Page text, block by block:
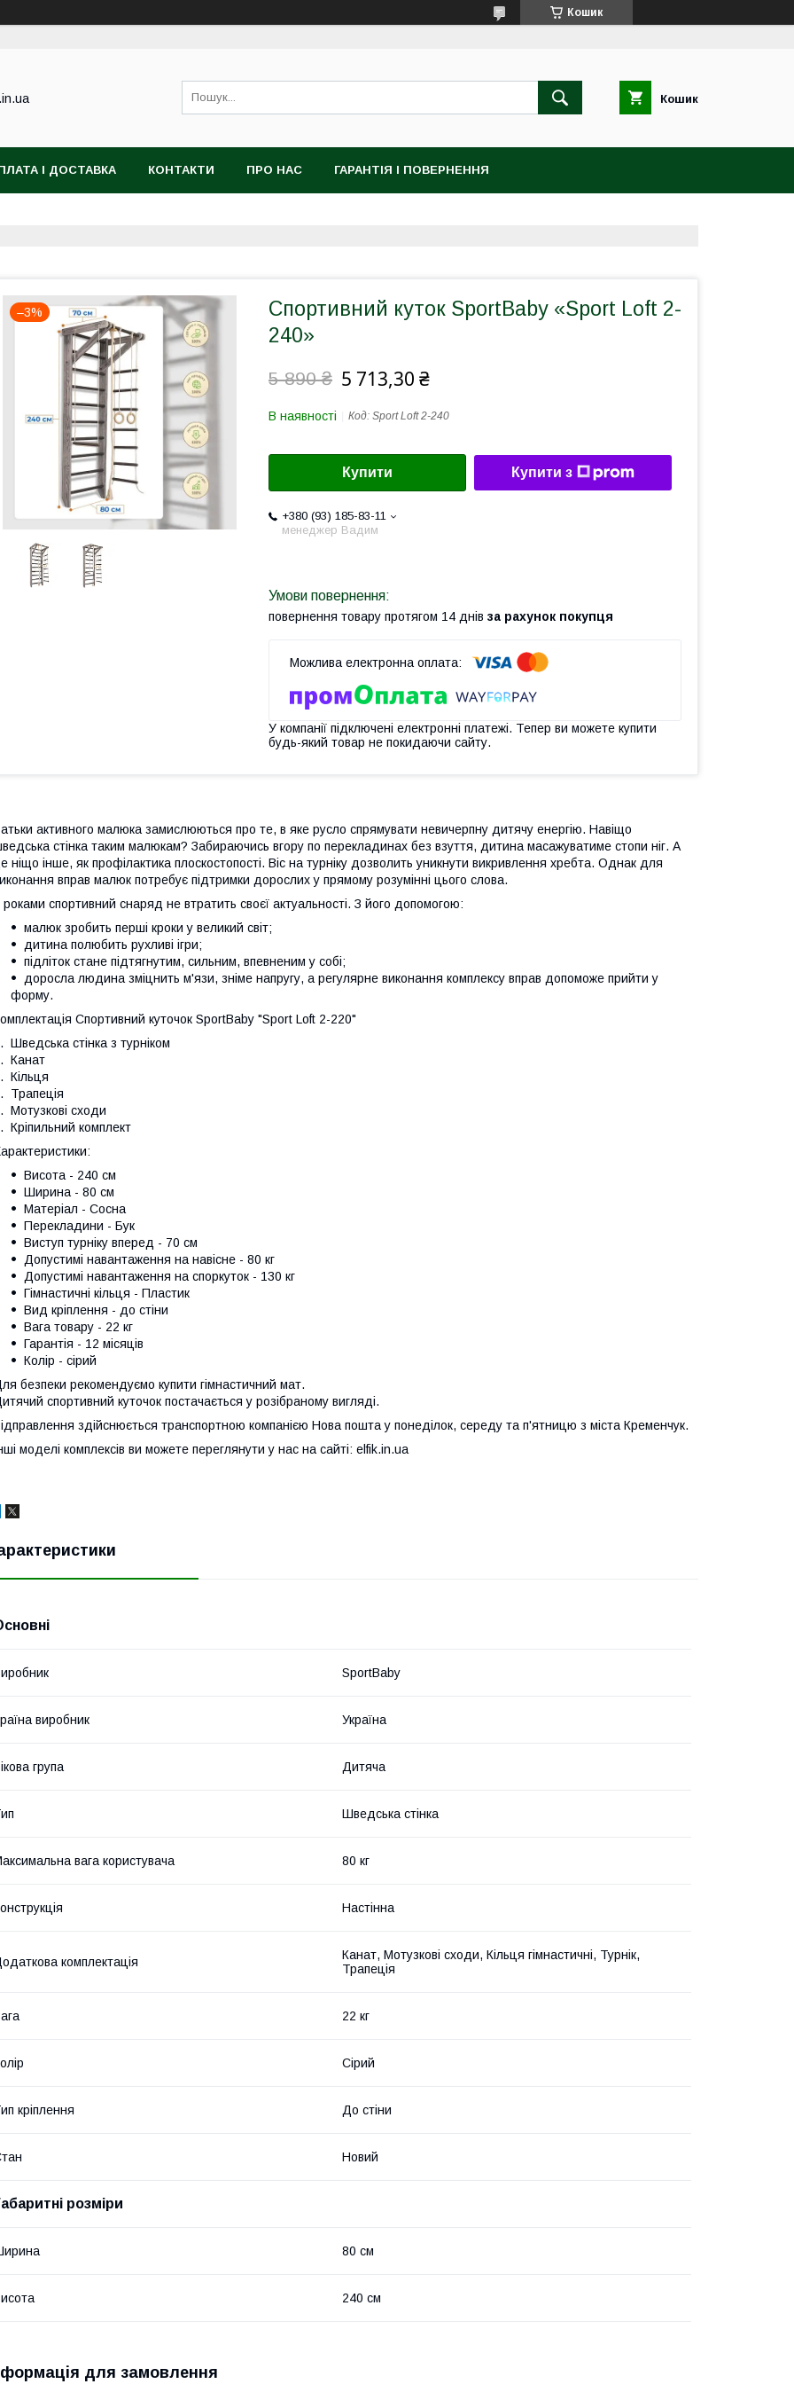
Кошик
Кошик
І ДОСТАВКА КОНТАКТИ ПРО НАС ГАРАНТІЯ І ПОВЕРНЕННЯ
–3%
Спортивний куток SportBaby «Sport Loft 2-
240»
5 890 ₴ 5 713,30 ₴
В наявності Код: Sport Loft 2-240
Купити Купити з
+380 (93) 185-83-11
менеджер Вадим
повернення товару протягом 14 днів за рахунок покупця
У компанії підключені електронні платежі. Тепер ви можете купити
будь-який товар не покидаючи сайту.
активного малюка замислюються про те, в яке русло спрямувати невичерпну дитячу енергію. Навіщо
стінка таким малюкам? Забираючись вгору по перекладинах без взуття, дитина масажуватиме стопи ніг. А
ніщо інше, як профілактика плоскостопості. Віс на турніку дозволить уникнути викривлення хребта. Однак для
вправ малюк потребує підтримки дорослих у прямому розумінні цього слова.
роками спортивний снаряд не втратить своєї актуальності. З його допомогою:
малюк зробить перші кроки у великий світ;
дитина полюбить рухливі ігри;
підліток стане підтягнутим, сильним, впевненим у собі;
доросла людина зміцнить м'язи, зніме напругу, а регулярне виконання комплексу вправ допоможе прийти у
форму.
Спортивний куточок SportBaby "Sport Loft 2-220"
Шведська стінка з турніком
Канат
Кільця
Трапеція
Мотузкові сходи
Кріпильний комплект
Висота - 240 см
Ширина - 80 см
Матеріал - Сосна
Перекладини - Бук
Виступ турніку вперед - 70 см
Допустимі навантаження на навісне - 80 кг
Допустимі навантаження на споркуток - 130 кг
Гімнастичні кільця - Пластик
Вид кріплення - до стіни
Вага товару - 22 кг
Гарантія - 12 місяців
Колір - сірий
безпеки рекомендуємо купити гімнастичний мат.
спортивний куточок постачається у розібраному вигляді.
здійснюється транспортною компанією Нова пошта у понеділок, середу та п'ятницю з міста Кременчук.
моделі комплексів ви можете переглянути у нас на сайті: elfik.in.ua
SportBaby
виробник Україна
група Дитяча
Шведська стінка
вага користувача 80 кг
Настінна
комплектація
Канат, Мотузкові сходи, Кільця гімнастичні, Турнік,
Трапеція
22 кг
Сірий
кріплення До стіни
Новий
розміри
80 см
240 см
для замовлення